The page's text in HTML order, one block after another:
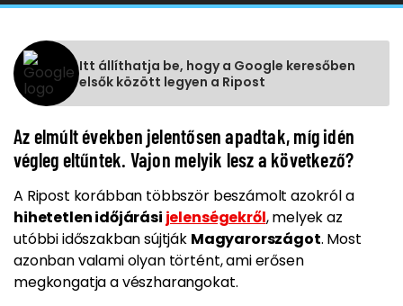
Itt állíthatja be, hogy a Google keresőben
elsők között legyen a Ripost
Az elmúlt években jelentősen apadtak, míg idén
végleg eltűntek. Vajon melyik lesz a következő?
A Ripost korábban többször beszámolt azokról a
hihetetlen időjárási jelenségekről, melyek az
utóbbi időszakban sújtják Magyarországot. Most
azonban valami olyan történt, ami erősen
megkongatja a vészharangokat.